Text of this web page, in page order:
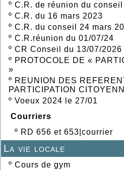
º C.R. de réunion du
º C.R. du 16 mars 2023
º C.R. du conseil 24 mars
º C.R.réunion du 01/07/24
º CR Conseil du 13/07/2026
º PROTOCOLE DE «
»
º REUNION DES
PARTICIPATION
º Voeux 2024 le 27/01
Courriers
º RD 656 et 653|courrier
La vie locale
º Cours de gym